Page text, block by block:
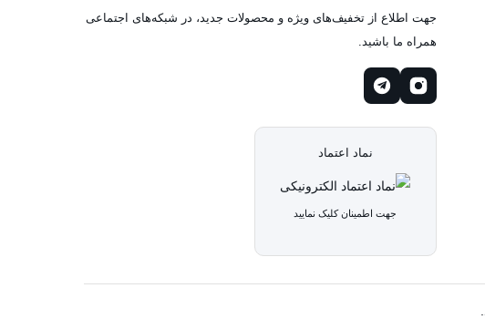
جهت اطلاع از تخفیف‌های ویژه و محصولات جدید، در شبکه‌های اجتماعی
همراه ما باشید.
نماد اعتماد
جهت اطمینان کلیک نمایید